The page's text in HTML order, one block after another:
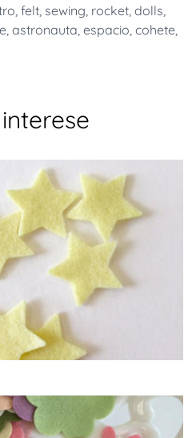
, felt, sewing, rocket, dolls,
, astronauta, espacio, cohete,